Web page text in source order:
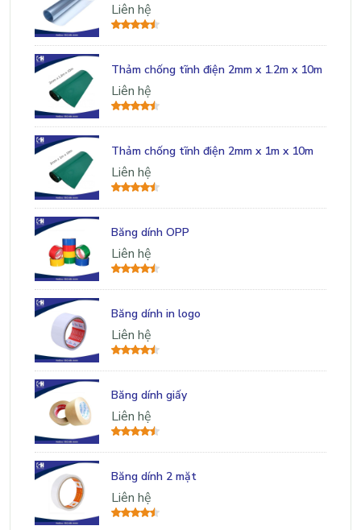
Liên hệ
Thảm chống tĩnh điện 2mm x 1.2m x 10m
Liên hệ
Thảm chống tĩnh điện 2mm x 1m x 10m
Liên hệ
Băng dính OPP
Liên hệ
Băng dính in logo
Liên hệ
Băng dính giấy
Liên hệ
Băng dính 2 mặt
Liên hệ